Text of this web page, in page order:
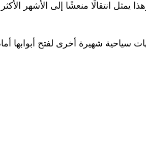
يمثل انتقالًا منعشًا إلى الأشهر الأكثر
شهيرة أخرى لفتح أبوابها